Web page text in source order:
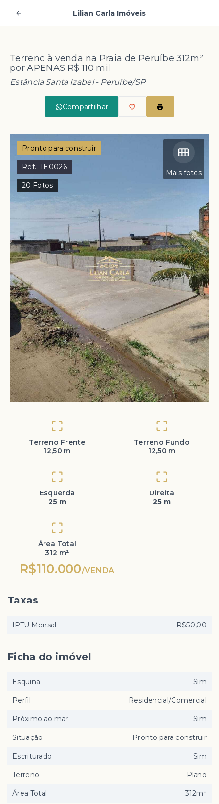
Lilian Carla Imóveis
Terreno à venda na Praia de Peruíbe 312m²
por APENAS R$ 110 mil
Estância Santa Izabel - Peruíbe/SP
Compartilhar
Mais fotos
Pronto para construir
Ref.:TE0026
20 Fotos
Terreno Frente
12,50 m
Terreno Fundo
12,50 m
Esquerda
25 m
Direita
25 m
Área Total
312 m²
R$110.000/VENDA
Taxas
IPTU Mensal R$50,00
Ficha do imóvel
Esquina Sim
Perfil Residencial/Comercial
Próximo ao mar Sim
Situação Pronto para construir
Escriturado Sim
Terreno Plano
Área Total 312m²